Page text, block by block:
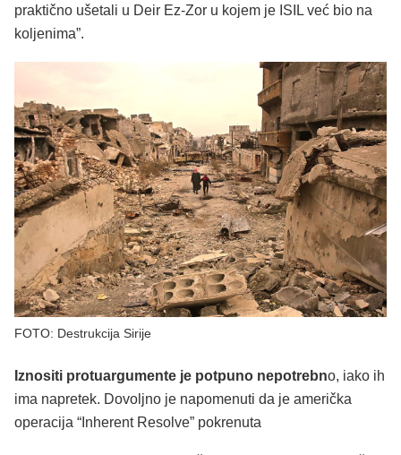
praktično ušetali u Deir Ez-Zor u kojem je ISIL već bio na
koljenima”.
FOTO: Destrukcija Sirije
Iznositi protuargumente je potpuno nepotrebno, iako ih
ima napretek. Dovoljno je napomenuti da je američka
operacija “Inherent Resolve” pokrenuta